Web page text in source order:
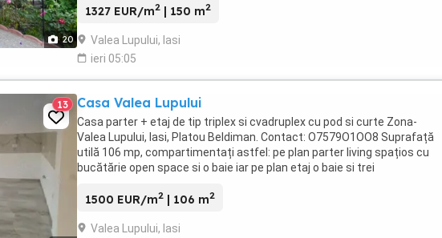
20
1327 EUR/m2 | 150 m2
Valea Lupului, Iasi
ieri 05:05
13 Casa Valea Lupului
Casa parter + etaj de tip triplex si cvadruplex cu pod si curte Zona-
Valea Lupului, Iasi, Platou Beldiman. Contact: O7579O1OO8 Suprafață
utilă 106 mp, compartimentați astfel: pe plan parter living spațios cu
bucătărie open space si o baie iar pe plan etaj o baie si trei
1500 EUR/m2 | 106 m2
Valea Lupului, Iasi